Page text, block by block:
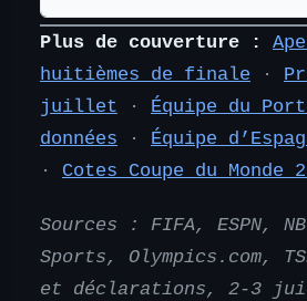
Plus de couverture :
huitièmes de finale ·
juillet · Équipe du
données · Équipe
· Cotes Coupe du Monde
Sources : FIFA, ESPN,
Sports, Olympics.com,
et déclarations, 2-3